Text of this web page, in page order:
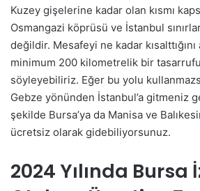
Kuzey gişelerine kadar olan kısmı
Osmangazi köprüsü ve İstanbul
değildir. Mesafeyi ne kadar
minimum 200 kilometrelik bir
söyleyebiliriz. Eğer bu yolu
Gebze yönünden İstanbul’a gitmeniz
şekilde Bursa’ya da Manisa ve
ücretsiz olarak gidebiliyorsunuz.
2024 Yılında Bursa